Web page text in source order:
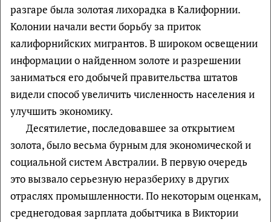
разгаре была золотая лихорадка в Калифорнии.
Колонии начали вести борьбу за приток
калифорнийских мигрантов. В широком освещении
информации о найденном золоте и разрешении
заниматься его добычей правительства штатов
видели способ увеличить численность населения и
улучшить экономику.
Десятилетие, последовавшее за открытием
золота, было весьма бурным для экономической и
социальной систем Австралии. В первую очередь
это вызвало серьезную неразбериху в других
отраслях промышленности. По некоторым оценкам,
среднегодовая зарплата добытчика в Виктории